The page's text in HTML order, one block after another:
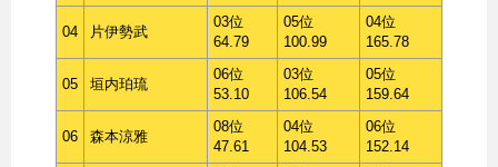
04 片伊勢武
03位
64.79
05位
100.99
04位
165.78
05 垣内珀琉
06位
53.10
03位
106.54
05位
159.64
06 森本涼雅
08位
47.61
04位
104.53
06位
152.14